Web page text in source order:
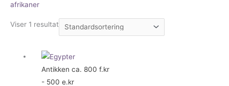
afrikaner
Viser 1 resultat
Antikken ca. 800 f.kr
- 500 e.kr